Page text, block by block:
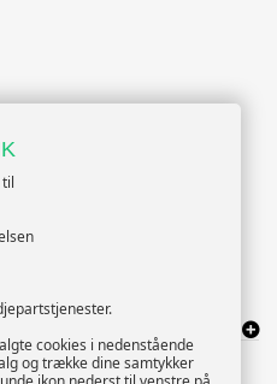
cookies i nedenstående
og trække dine samtykker